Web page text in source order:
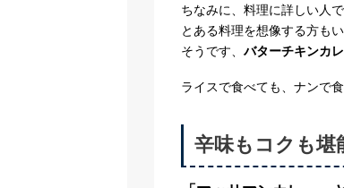
ちなみに、料理に詳しい人
とある料理を想像する方も
そうです、 バターチキンカ
ライスで食べても、ナンで
辛味もコクも堪